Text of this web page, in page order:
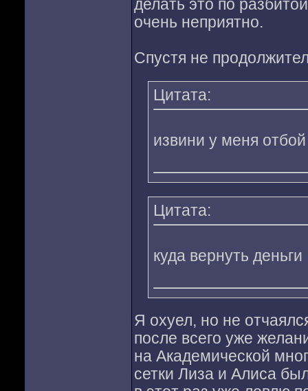
делать это по
очень неприятно.
Спустя не
Цитата:
извини у меня отбой
Цитата:
куда вернуть деньги
Я охуел, но не
после всего уже
на Академической
сетки Лиза и Алиса